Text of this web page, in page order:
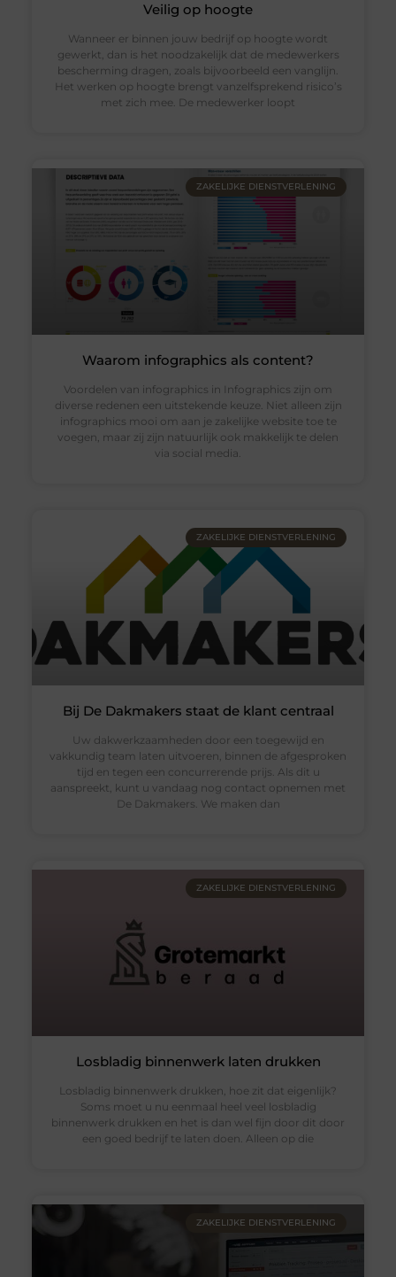
Veilig op hoogte
Wanneer er binnen jouw bedrijf op hoogte wordt
gewerkt, dan is het noodzakelijk dat de medewerkers
bescherming dragen, zoals bijvoorbeeld een vanglijn.
Het werken op hoogte brengt vanzelfsprekend risico’s
met zich mee. De medewerker loopt
ZAKELIJKE DIENSTVERLENING
Waarom infographics als content?
Voordelen van infographics in Infographics zijn om
diverse redenen een uitstekende keuze. Niet alleen zijn
infographics mooi om aan je zakelijke website toe te
voegen, maar zij zijn natuurlijk ook makkelijk te delen
via social media.
ZAKELIJKE DIENSTVERLENING
Bij De Dakmakers staat de klant centraal
Uw dakwerkzaamheden door een toegewijd en
vakkundig team laten uitvoeren, binnen de afgesproken
tijd en tegen een concurrerende prijs. Als dit u
aanspreekt, kunt u vandaag nog contact opnemen met
De Dakmakers. We maken dan
ZAKELIJKE DIENSTVERLENING
Losbladig binnenwerk laten drukken
Losbladig binnenwerk drukken, hoe zit dat eigenlijk?
Soms moet u nu eenmaal heel veel losbladig
binnenwerk drukken en het is dan wel fijn door dit door
een goed bedrijf te laten doen. Alleen op die
ZAKELIJKE DIENSTVERLENING